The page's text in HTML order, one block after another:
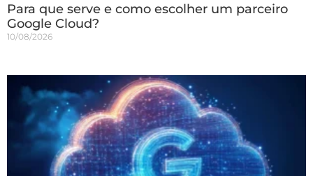
Para que serve e como escolher um parceiro
Google Cloud?
10/08/2026